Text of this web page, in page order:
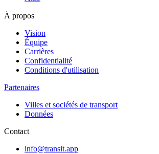
À propos
Vision
Équipe
Carrières
Confidentialité
Conditions d'utilisation
Partenaires
Villes et sociétés de transport
Données
Contact
info@transit.app